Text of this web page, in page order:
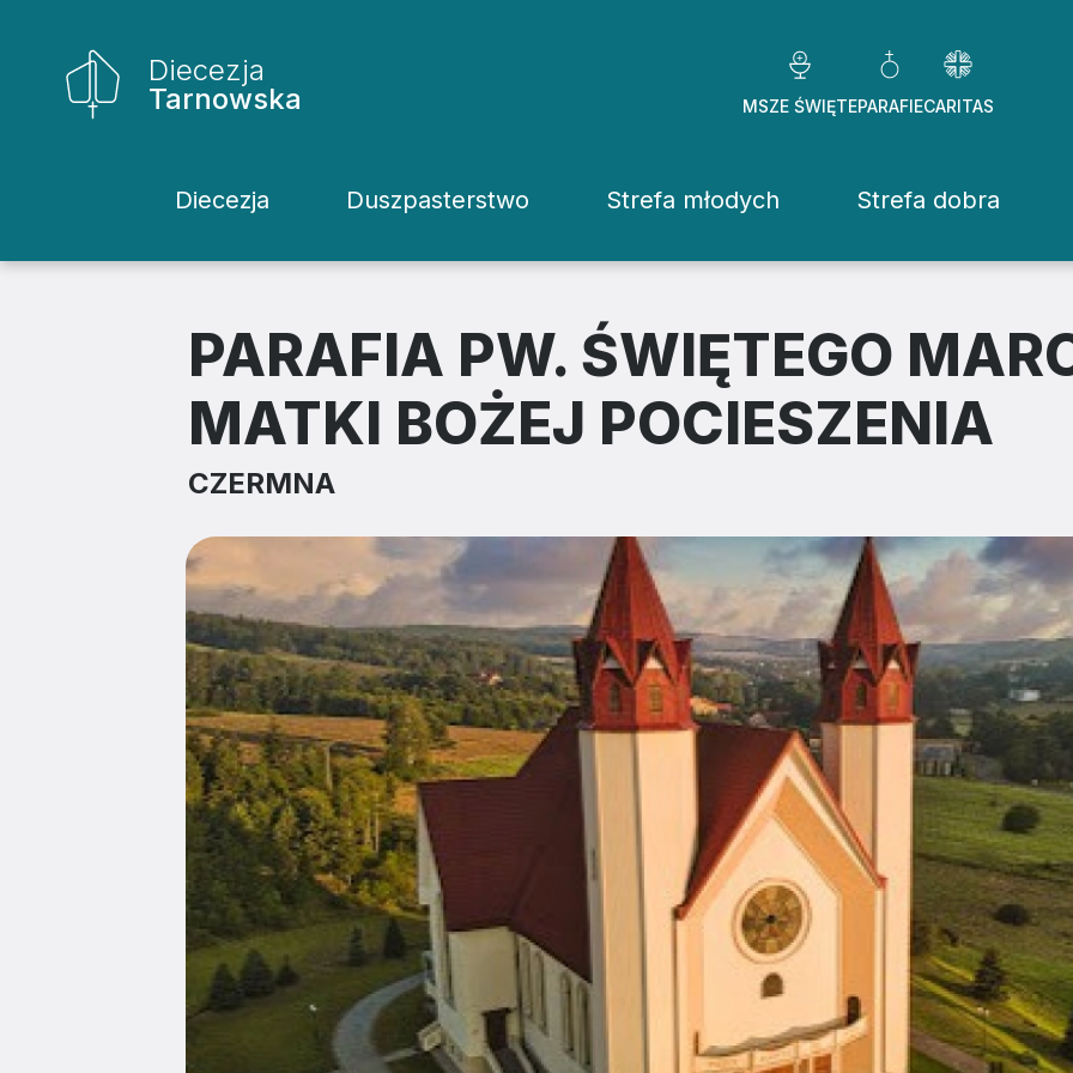
Diecezja
Tarnowska
MSZE ŚWIĘTEPARAFIECARITAS
Diecezja
Biskupi
Wydziały
Sąd
Archiwum Diecezjalne
Instytucje
Ruchy i stowarzyszenia
Ochrona Dzieci i Młodzieży
Dotacje i inwestycje
Duszpasterstwo
Katecheci
Życie Konsekrowane
Duszpasterstwo Niesłyszących
Duszpasterstwa Zawodowe
Duszpasterstwa Specjalne
Domy rekolekcyjne
Domy wypoczynkowe
Strefa młodych Strefa dobra
Chcę pomóc
Placówki
Szukam
PARAFIA PW. ŚWIĘTEGO
MATKI BOŻEJ POCIESZENIA
CZERMNA